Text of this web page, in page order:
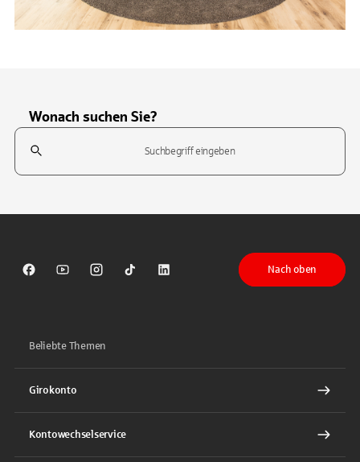
Wonach suchen Sie?
Suchfeld
Sparkasse auf Facebook
Sparkasse auf Youtube
Sparkasse auf Instagram
Sparkasse auf TikTok
Sparkasse auf LinkedIn
Nach oben
Beliebte Themen
Girokonto
Kontowechselservice